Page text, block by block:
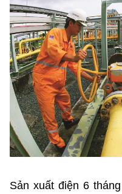
Sản xuất điện 6